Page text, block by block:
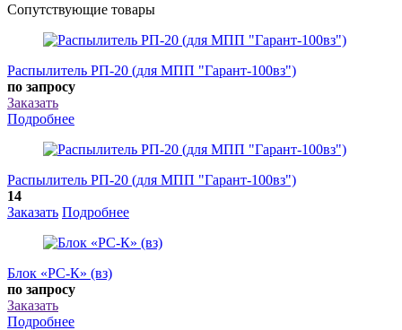
Сопутствующие товары
Распылитель РП-20 (для МПП "Гарант-100вз")
по запросу
Заказать
Подробнее
Распылитель РП-20 (для МПП "Гарант-100вз")
14
Заказать Подробнее
Блок «РС-К» (вз)
по запросу
Заказать
Подробнее